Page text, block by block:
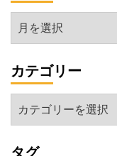
ア
ー
イ
ブ
カテゴリー
テ
タグ